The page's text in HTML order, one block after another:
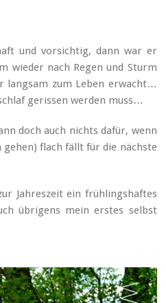
und vorsichtig, dann war er
wieder nach Regen und Sturm
langsam zum Leben erwacht…
gerissen werden muss…
doch auch nichts dafür, wenn
flach fällt für die nächste
Jahreszeit ein frühlingshaftes
übrigens mein erstes selbst